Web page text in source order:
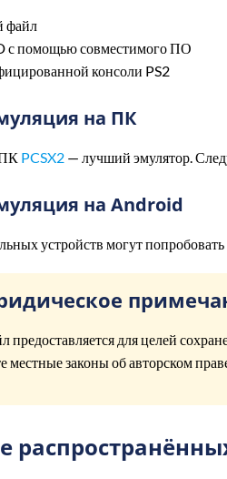
файл
с помощью совместимого ПО
консоли PS2
на ПК
ПК PCSX2 — лучший эмулятор.
на Android
устройств могут попробовать
предоставляется для целей
местные законы об авторском